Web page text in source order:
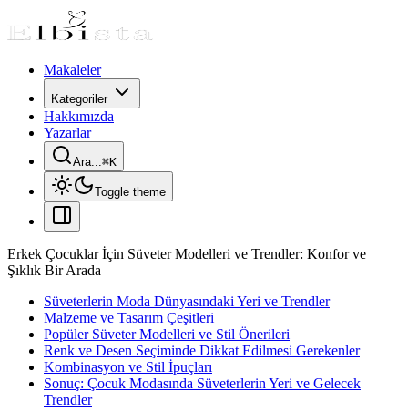
Makaleler
Kategoriler
Hakkımızda
Yazarlar
Ara...⌘K
Toggle theme
Erkek Çocuklar İçin Süveter Modelleri ve Trendler: Konfor ve
Şıklık Bir Arada
Süveterlerin Moda Dünyasındaki Yeri ve Trendler
Malzeme ve Tasarım Çeşitleri
Popüler Süveter Modelleri ve Stil Önerileri
Renk ve Desen Seçiminde Dikkat Edilmesi Gerekenler
Kombinasyon ve Stil İpuçları
Sonuç: Çocuk Modasında Süveterlerin Yeri ve Gelecek
Trendler